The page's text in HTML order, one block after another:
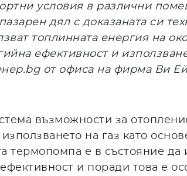
условия в различни
дял с доказаната си
топлинната енергия на
ефективност и
bgот офиса на фирма Ви
възможности за
на газ като
термопомпа е в състояние
и поради това е